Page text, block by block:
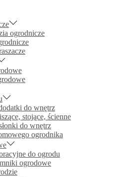
ogrodnicze
do wnętrz
stojące, ścienne
do wnętrz
ogrodnika
do ogrodu
ogrodowe